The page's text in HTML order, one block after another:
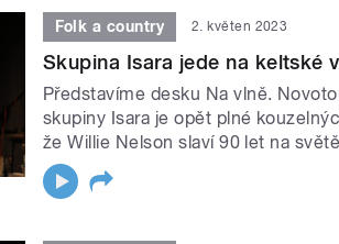
Folk a country 2. květen 2023
Skupina Isara jede na keltské
Představíme desku Na vlně.
skupiny Isara je opět plné
že Willie Nelson slaví 90 let na